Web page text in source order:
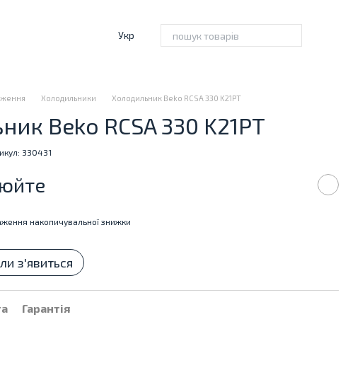
Укр
Холодильники Холодильник Beko RCSA 330 K21PT
Beko RCSA 330 K21PT
330431
накопичувальної знижки
з'явиться
Гарантія